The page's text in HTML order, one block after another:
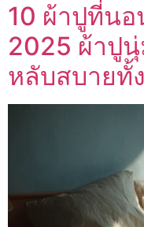
10 ผ้าปูที่น
2025 ผ้าปู
หลับสบายทั้